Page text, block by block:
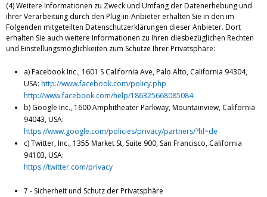
(4) Weitere Informationen zu Zweck und Umfang der Datenerhebung und
ihrer Verarbeitung durch den Plug-in-Anbieter erhalten Sie in den im
Folgenden mitgeteilten Datenschutzerklärungen dieser Anbieter. Dort
erhalten Sie auch weitere Informationen zu Ihren diesbezüglichen Rechten
und Einstellungsmöglichkeiten zum Schutze Ihrer Privatsphäre:
a) Facebook Inc., 1601 S California Ave, Palo Alto, California 94304,
USA: http://www.facebook.com/policy.php
http://www.facebook.com/help/186325668085084
b) Google Inc., 1600 Amphitheater Parkway, Mountainview, California
94043, USA:
https://www.google.com/policies/privacy/partners/?hl=de
c) Twitter, Inc., 1355 Market St, Suite 900, San Francisco, California
94103, USA:
https://twitter.com/privacy
7 - Sicherheit und Schutz der Privatsphäre